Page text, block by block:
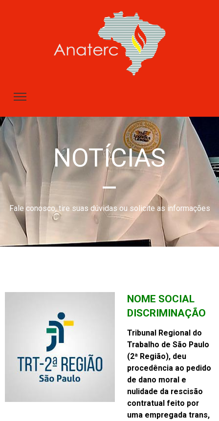
NOTÍCIAS
–
Fale conosco, tire suas dúvidas ou solicite as informações
NOME SOCIAL
DISCRIMINAÇÃO
Tribunal Regional do
Trabalho de São Paulo
(2ª Região), deu
procedência ao pedido
de dano moral e
nulidade da rescisão
contratual feito por
uma empregada trans,